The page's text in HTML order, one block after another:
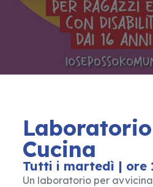
Cucina
Tutti i martedì | ore
Un laboratorio per